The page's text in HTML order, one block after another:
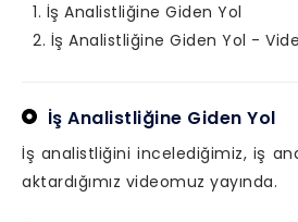
İş Analistliğine Giden Yol
İş Analistliğine Giden Yol -
İş Analistliğine Giden Yol
İş analistliğini incelediğimiz, iş
aktardığımız videomuz yayında.